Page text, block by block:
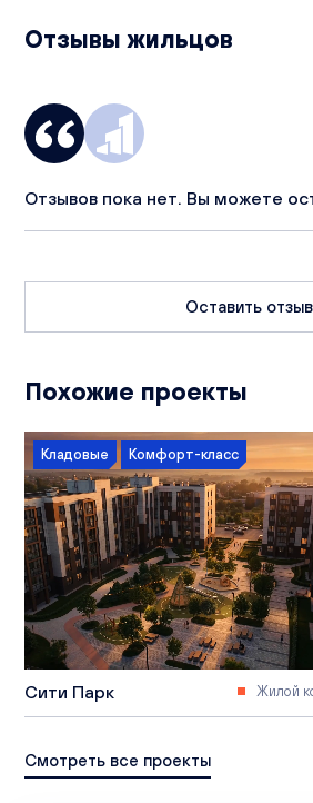
Отзывы жильцов
Оставить отзыв
Отзывов пока нет. Вы можете
Похожие проекты
Кладовые Комфорт-класс
Сити Парк Жилой
Смотреть все проекты